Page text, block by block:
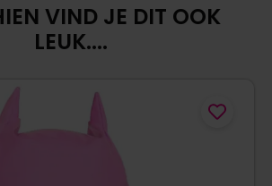
VIND JE DIT OOK
LEUK....